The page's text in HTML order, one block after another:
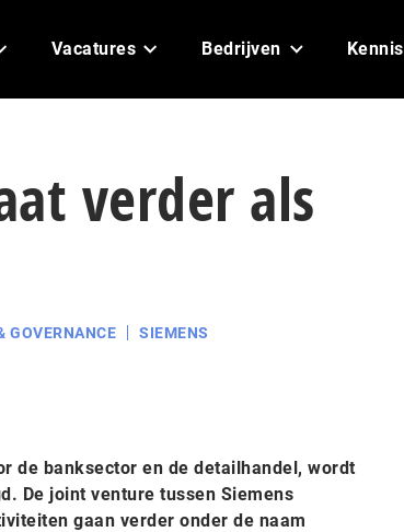
Vacatures Bedrijven
verder als
GOVERNANCE SIEMENS
de banksector en de detailhandel, wordt
De joint venture tussen Siemens
gaan verder onder de naam